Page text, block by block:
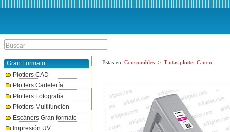
Gran Formato
Plotters CAD
Plotters Cartelería
Plotters Fotografía
Plotters Multifunción
Escáners Gran formato
Impresión UV
Estas en: Consumibles > Tintas plotter Canon